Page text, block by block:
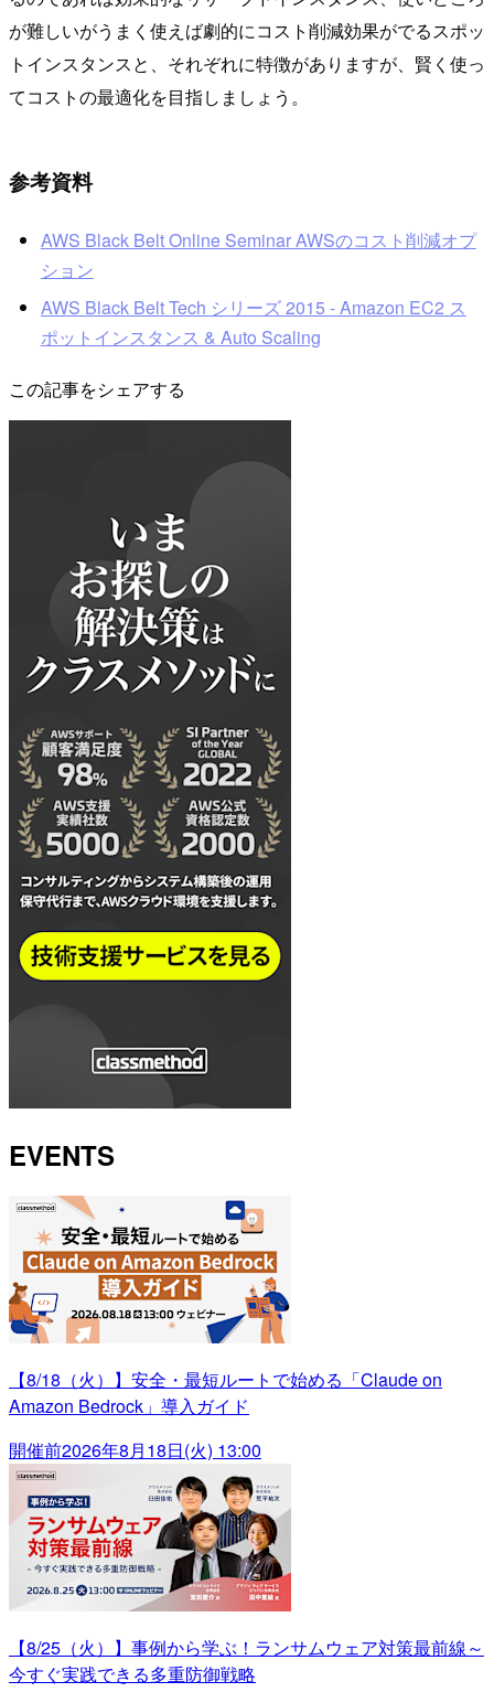
が難しいがうまく使えば劇的にコスト削減効果がでるスポッ
トインスタンスと、それぞれに特徴がありますが、賢く使っ
てコストの最適化を目指しましょう。
参考資料
AWS Black Belt Online Seminar AWSのコスト削減オプ
ション
AWS Black Belt Tech シリーズ 2015 - Amazon EC2 ス
ポットインスタンス & Auto Scaling
この記事をシェアする
EVENTS
【8/18（火）】安全・最短ルートで始める「Claude on
Amazon Bedrock」導入ガイド
開催前2026年8月18日(火) 13:00
【8/25（火）】事例から学ぶ！ランサムウェア対策最前線～
今すぐ実践できる多重防御戦略